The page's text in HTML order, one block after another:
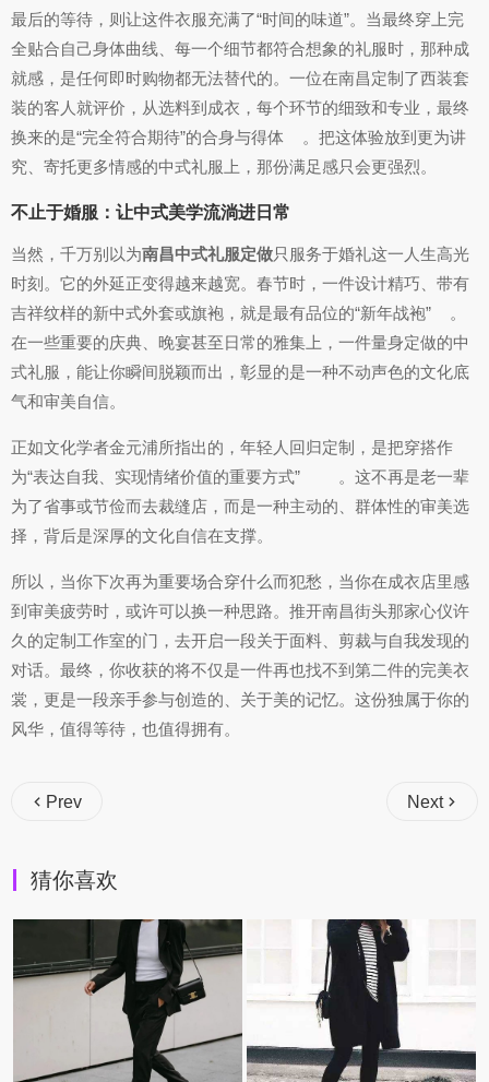
最后的等待，则让这件衣服充满了“时间的味道”。当最终穿上完
全贴合自己身体曲线、每一个细节都符合想象的礼服时，那种成
就感，是任何即时购物都无法替代的。一位在南昌定制了西装套
装的客人就评价，从选料到成衣，每个环节的细致和专业，最终
换来的是“完全符合期待”的合身与得体
。把这体验放到更为讲
究、寄托更多情感的中式礼服上，那份满足感只会更强烈。
不止于婚服：让中式美学流淌进日常
当然，千万别以为南昌中式礼服定做只服务于婚礼这一人生高光
时刻。它的外延正变得越来越宽。春节时，一件设计精巧、带有
吉祥纹样的新中式外套或旗袍，就是最有品位的“新年战袍”
。
在一些重要的庆典、晚宴甚至日常的雅集上，一件量身定做的中
式礼服，能让你瞬间脱颖而出，彰显的是一种不动声色的文化底
气和审美自信。
正如文化学者金元浦所指出的，年轻人回归定制，是把穿搭作
为“表达自我、实现情绪价值的重要方式”
。这不再是老一辈
为了省事或节俭而去裁缝店，而是一种主动的、群体性的审美选
择，背后是深厚的文化自信在支撑。
所以，当你下次再为重要场合穿什么而犯愁，当你在成衣店里感
到审美疲劳时，或许可以换一种思路。推开南昌街头那家心仪许
久的定制工作室的门，去开启一段关于面料、剪裁与自我发现的
对话。最终，你收获的将不仅是一件再也找不到第二件的完美衣
裳，更是一段亲手参与创造的、关于美的记忆。这份独属于你的
风华，值得等待，也值得拥有。
Prev Next
猜你喜欢